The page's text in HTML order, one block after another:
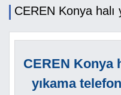
CEREN Konya
CEREN Konya
yıkama